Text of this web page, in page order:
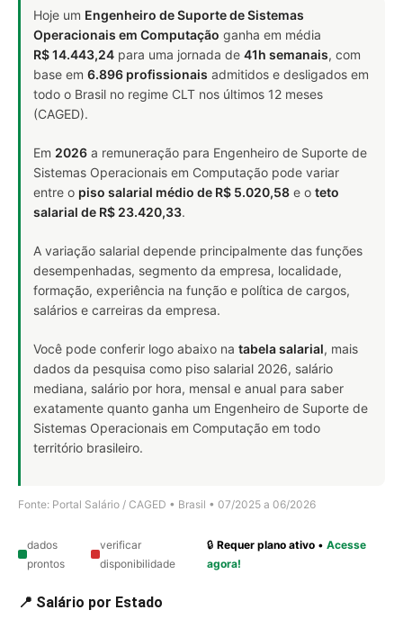
Hoje um Engenheiro de Suporte de Sistemas
Operacionais em Computação ganha em média
R$ 14.443,24 para uma jornada de 41h semanais, com
base em 6.896 profissionais admitidos e desligados em
todo o Brasil no regime CLT nos últimos 12 meses
(CAGED).
Em 2026 a remuneração para Engenheiro de Suporte de
Sistemas Operacionais em Computação pode variar
entre o piso salarial médio de R$ 5.020,58 e o teto
salarial de R$ 23.420,33.
A variação salarial depende principalmente das funções
desempenhadas, segmento da empresa, localidade,
formação, experiência na função e política de cargos,
salários e carreiras da empresa.
Você pode conferir logo abaixo na tabela salarial, mais
dados da pesquisa como piso salarial 2026, salário
mediana, salário por hora, mensal e anual para saber
exatamente quanto ganha um Engenheiro de Suporte de
Sistemas Operacionais em Computação em todo
território brasileiro.
Fonte: Portal Salário / CAGED • Brasil • 07/2025 a 06/2026
dados
prontos
verificar
disponibilidade
🔒Requer plano ativo •Acesse
agora!
📍 Salário por Estado